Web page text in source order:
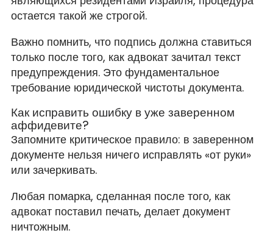
остается такой же строгой.
Важно помнить, что подпись должна ставиться
только после того, как адвокат зачитал текст
предупреждения. Это фундаментальное
требование юридической чистоты документа.
Как исправить ошибку в уже заверенном
аффидевите?
Запомните критическое правило: в заверенном
документе нельзя ничего исправлять «от руки»
или зачеркивать.
Любая помарка, сделанная после того, как
адвокат поставил печать, делает документ
ничтожным.